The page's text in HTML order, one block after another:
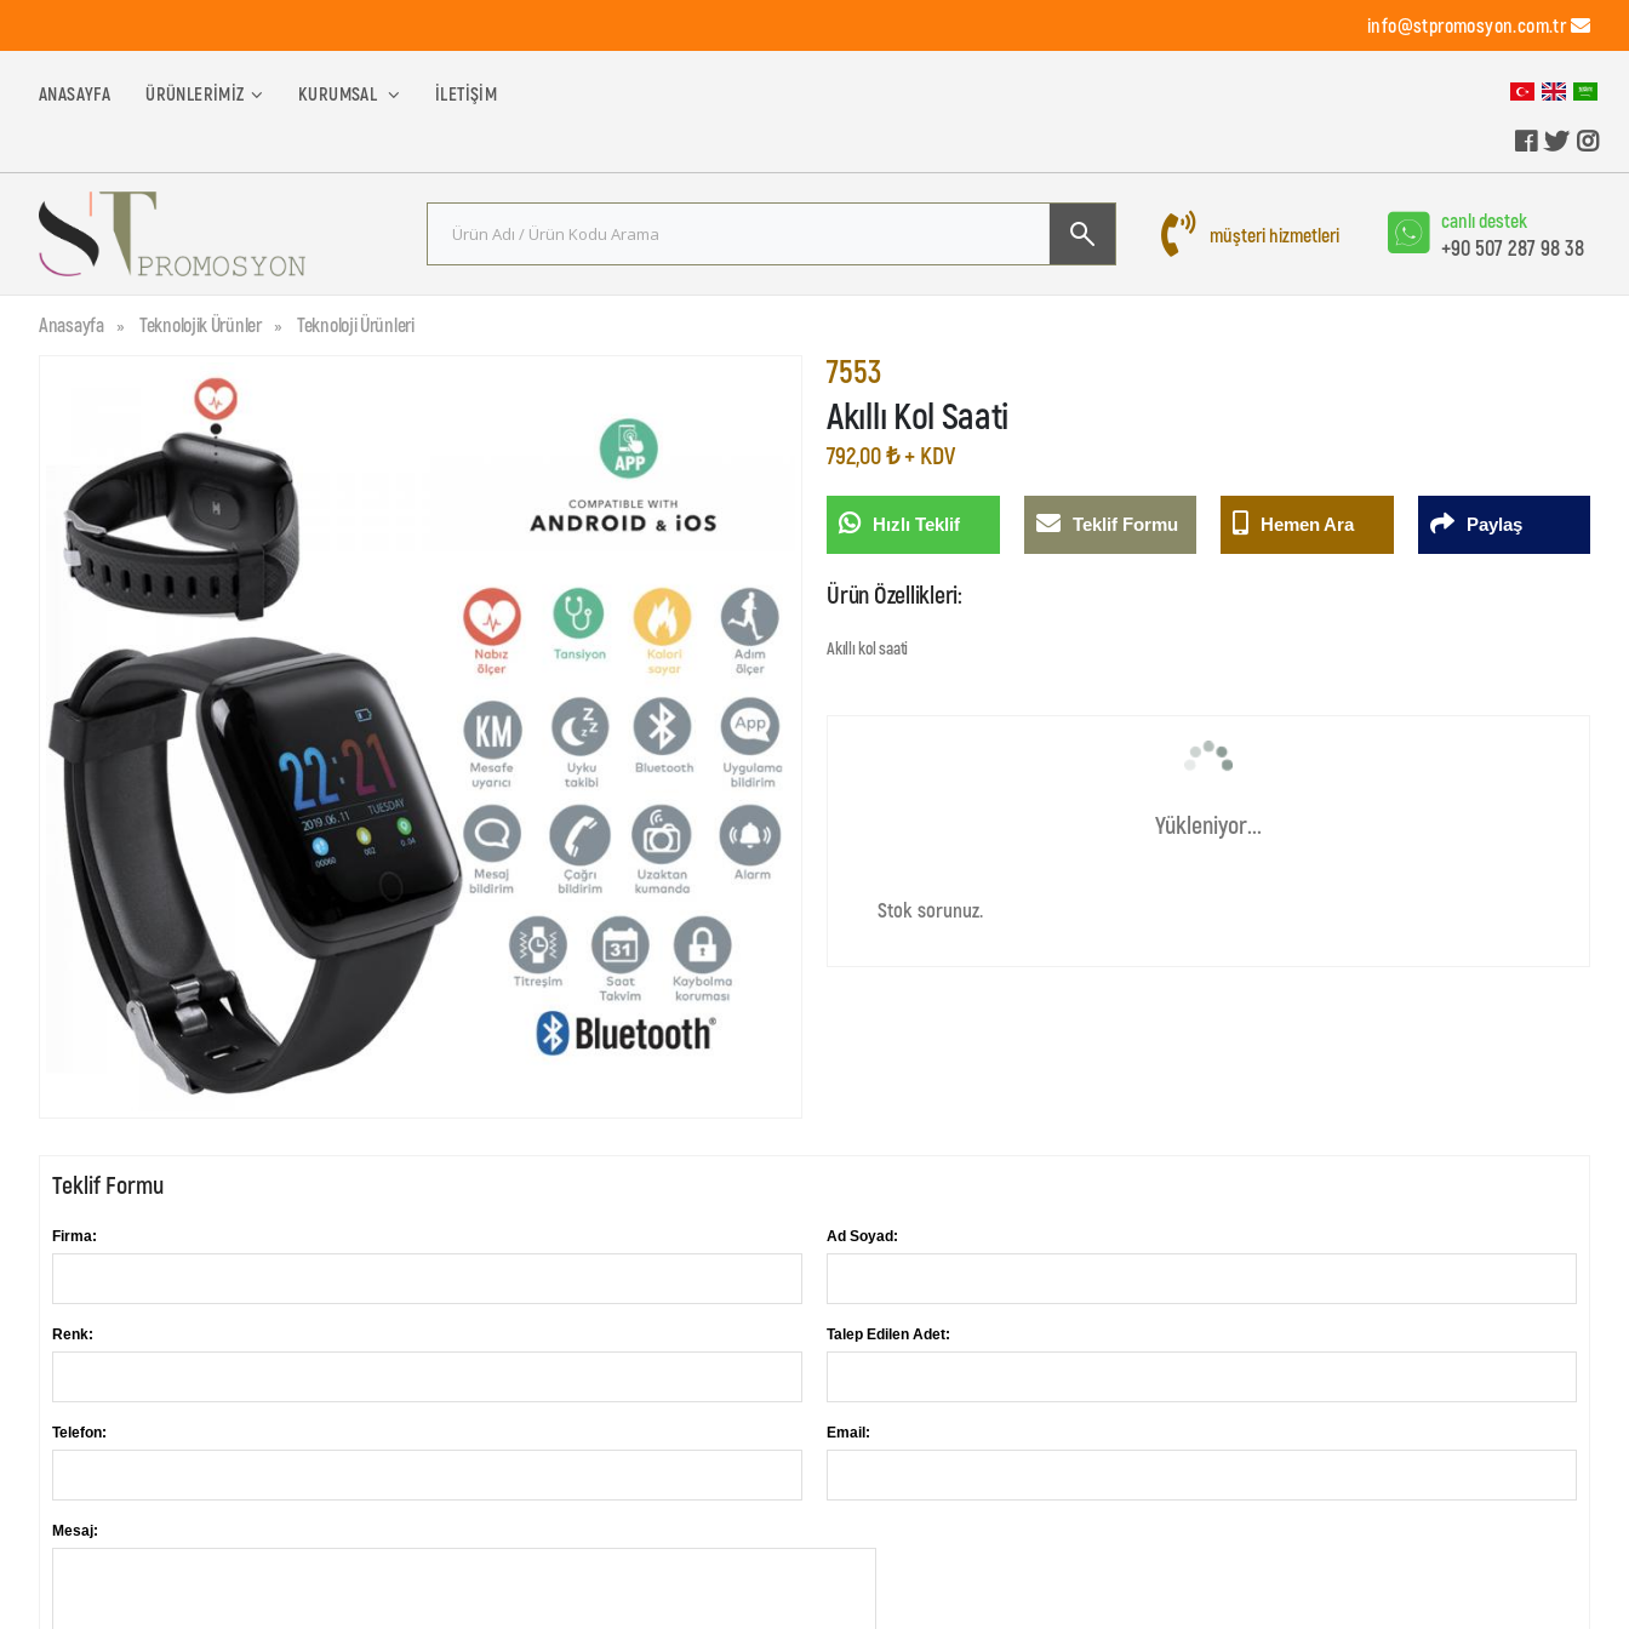
info@stpromosyon.com.tr
ANASAYFA ÜRÜNLERIMIZ KURUMSAL İLETIŞIM
müşteri hizmetleri
canlı destek
+90 507 287 98 38
Anasayfa Teknolojik Ürünler Teknoloji Ürünleri
7553
Akıllı Kol Saati
792,00 ₺ + KDV
Hızlı Teklif Teklif Formu Hemen Ara Paylaş
Ürün Özellikleri:
Akıllı kol saati
Yükleniyor...
Stok sorunuz.
Teklif Formu
Firma: Ad Soyad:
Renk: Talep Edilen Adet:
Telefon: Email:
Mesaj: